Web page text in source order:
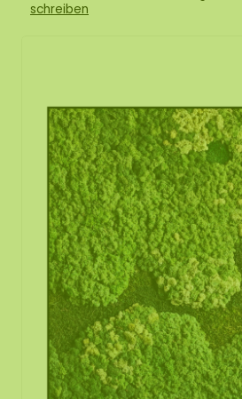
schreiben